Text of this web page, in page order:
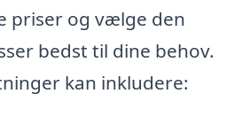
priser og vælge den
bedst til dine behov.
kan inkludere: